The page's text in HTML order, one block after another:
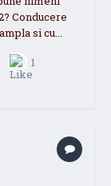
Conducere
si cu...
1